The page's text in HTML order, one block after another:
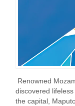
Renowned
discovered
the capital,